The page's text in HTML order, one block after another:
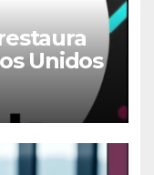
Unidos